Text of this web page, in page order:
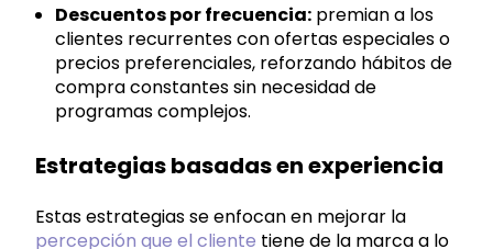
Descuentos por frecuencia:premian a los
clientes recurrentes con ofertas especiales o
precios preferenciales, reforzando hábitos de
compra constantes sin necesidad de
programas complejos.
Estrategias basadas en experiencia
Estas estrategias se enfocan en mejorar la
percepción que el cliente tiene de la marca a lo